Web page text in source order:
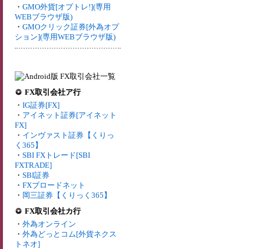
・ GMO外貨[オプトレ!](専用
WEBブラウザ版)
・ GMOクリック証券[外為オプ
ション](専用WEBブラウザ版)
FX取引会社ア行
・ IG証券[FX]
・ アイネット証券[アイネット
FX]
・ インヴァスト証券【くりっ
く365】
・ SBI FXトレード[SBI
FXTRADE]
・ SBI証券
・ FXブロードネット
・ 岡三証券【くりっく365】
FX取引会社カ行
・ 外為オンライン
・ 外為どっとコム[外貨ネクス
トネオ]